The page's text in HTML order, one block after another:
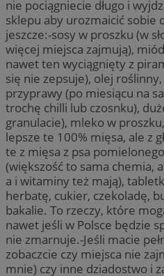
nie pociągniecie długo i
sklepu aby urozmaicić sobie
jeszcze:-sosy w proszku (w
więcej miejsca zajmują),
nawet ten wyciągnięty z
się nie zepsuje), olej
przyprawy (po miesiącu na
trochę chilli lub czosnku),
granulacie), mleko w
lepsze te 100% mięsa, ale z
te z mięsa z psa
(większość to sama chemia,
a i witaminy też mają),
herbatę, cukier, czekoladę,
bakalie. To rzeczy, które
nawet jeśli w Polsce będzie
nie zmarnuje.-Jeśli macie
zobaczcie czy miejsca nie
mnie) czy inne dziadostwo i